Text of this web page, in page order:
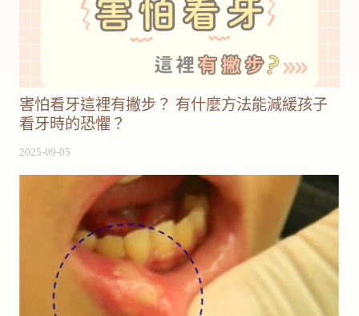
害怕看牙這裡有撇步？ 有什麼方法能減緩孩子
看牙時的恐懼？
2025-09-05